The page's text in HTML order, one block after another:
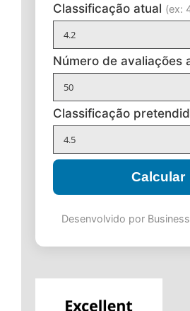
Classificação atual (ex:
Número de avaliações
Classificação
Calcular
Desenvolvido por